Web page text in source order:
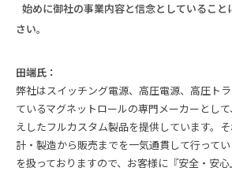
始めに御社の事業内容と信念としていること
さい。
田端氏：
弊社はスイッチング電源、高圧電源、高圧ト
ているマグネットロールの専門メーカーとし
えしたフルカスタム製品を提供しています。
計・製造から販売までを一気通貫して行って
を扱っておりますので、お客様に『安全・安